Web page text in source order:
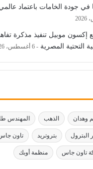
في جودة الخامات باعتماد
إكسون موبيل تنفيذ مذكرة
التحتية المصرية
6 أغسطس، 2026
وهدان الذهب المهندس
البترول بتروتريد تاون
تاون جاس منظمة أوبك